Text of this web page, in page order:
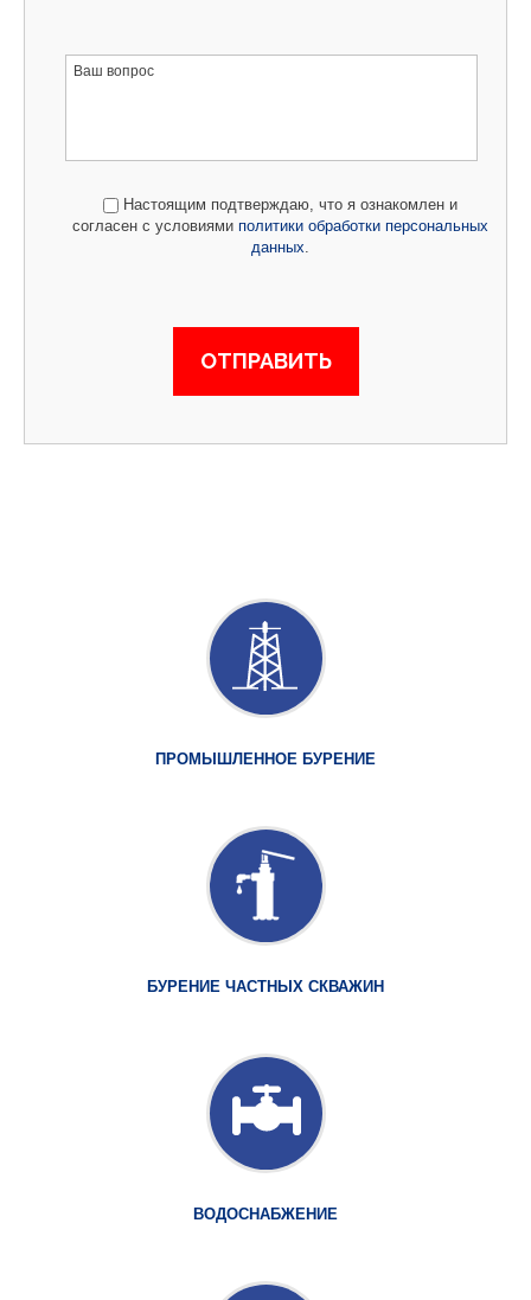
Настоящим подтверждаю, что я ознакомлен и
согласен с условиями политики обработки персональных
данных
ПРОМЫШЛЕННОЕ БУРЕНИЕ
БУРЕНИЕ ЧАСТНЫХ СКВАЖИН
ВОДОСНАБЖЕНИЕ